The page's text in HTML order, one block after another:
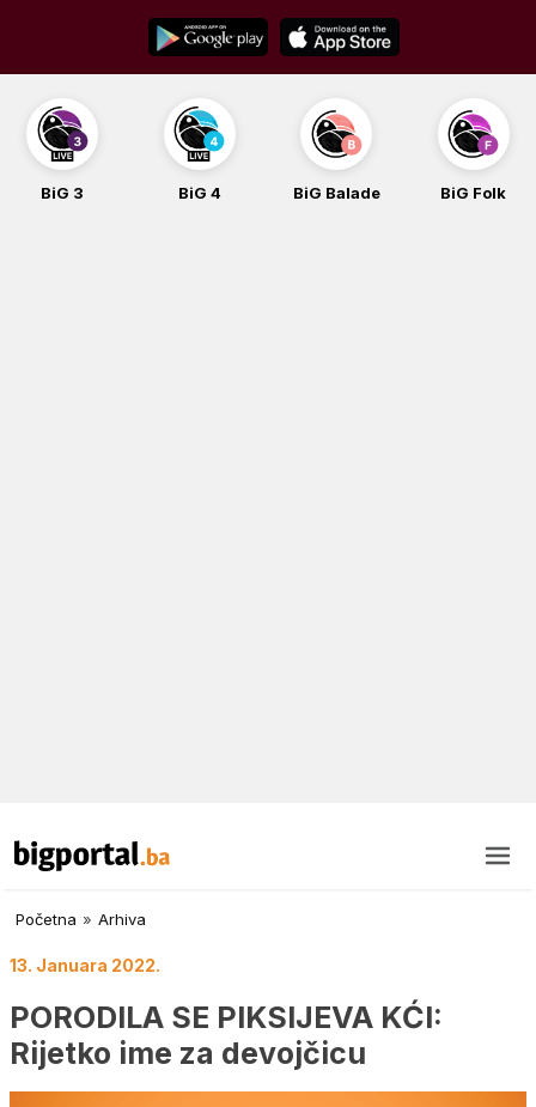
content
BiG 3 BiG 4 BiG Balade BiG Folk
Početna » Arhiva
13. Januara 2022.
PORODILA SE PIKSIJEVA KĆI:
Rijetko ime za devojčicu